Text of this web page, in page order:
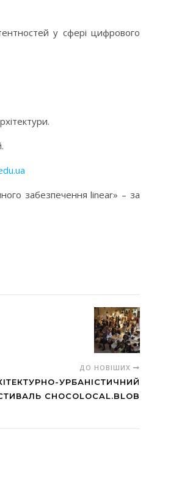
у сфері цифрового
забезпечення linear» – за
ДО НОВІШИХ
УРБАНІСТИЧНИЙ
СHOCOLOCAL.BLOB